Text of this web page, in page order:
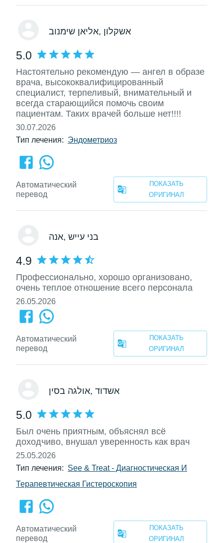
אליאן שימנוב , אשקלון
5.0
Настоятельно рекомендую — ангел в образе
врача, высококвалифицированный
специалист, терпеливый, внимательный и
всегда старающийся помочь своим
пациентам. Таких врачей больше нет!!!!
30.07.2026
Тип лечения: Эндометриоз
ПОКАЗАТЬ
ОРИГИНАЛ
Автоматический
перевод
אנה , בני עייש
4.9
Профессионально, хорошо организовано,
очень теплое отношение всего персонала
26.05.2026
ПОКАЗАТЬ
ОРИГИНАЛ
Автоматический
перевод
אולגה בסין , אשדוד
5.0
Был очень приятным, объяснял всё
доходчиво, внушал уверенность как врач
25.05.2026
Тип лечения: See & Treat - Диагностическая И
Терапевтическая Гистероскопия
ПОКАЗАТЬ
ОРИГИНАЛ
Автоматический
перевод